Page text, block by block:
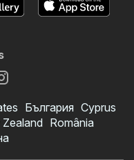
България Cyprus
România